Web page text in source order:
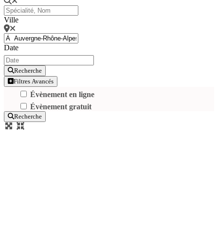
Ville
Date
Recherche
Filtres Avancés
Évènement en ligne
Évènement gratuit
Recherche